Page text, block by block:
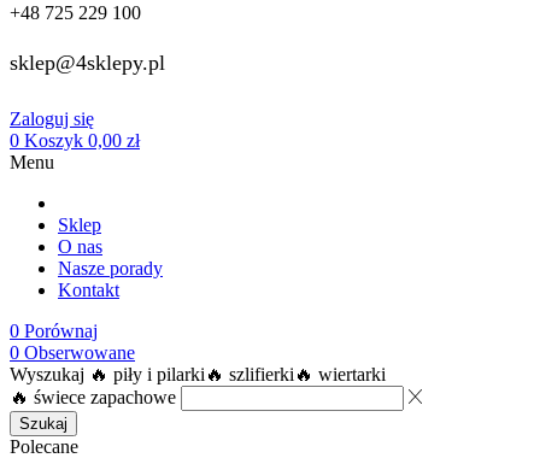
+48 725 229 100
sklep@4sklepy.pl
Zaloguj się
0 Koszyk 0,00 zł
Menu
Sklep
O nas
Nasze porady
Kontakt
0 Porównaj
0 Obserwowane
Wyszukaj 🔥 piły i pilarki 🔥 szlifierki 🔥 wiertarki
🔥 świece zapachowe
Szukaj
Polecane